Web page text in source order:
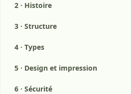
2 · Histoire
3 · Structure
4 · Types
5 · Design et impression
6 · Sécurité